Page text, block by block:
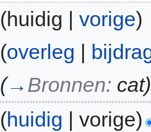
(huidig |vorige)
(overleg |
(→ Bronnen: cat)
(huidig | vorige)